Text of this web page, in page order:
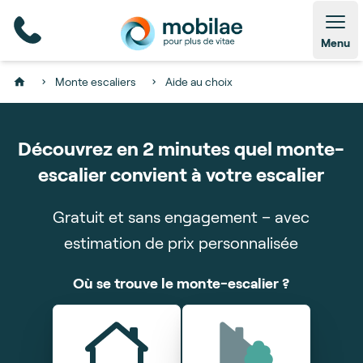
Menu
Home Monte escaliers Aide au choix
Découvrez en 2 minutes quel monte-
escalier convient à votre escalier
Gratuit et sans engagement – avec
estimation de prix personnalisée
Où se trouve le monte-escalier ?
Quels sont vos escaliers ?
Nombre d'étages
Quel poids le monte-escalier doit-il pouvoir
supporter ?
Nous traiterons vos réponses
Un moment, s'il vous plaît
Obtenez un aperçu et un devis sans engagement
pour votre monte-escalier idéal
Monsieur Madame